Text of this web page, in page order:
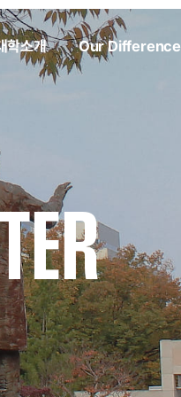
학소개 Our Difference